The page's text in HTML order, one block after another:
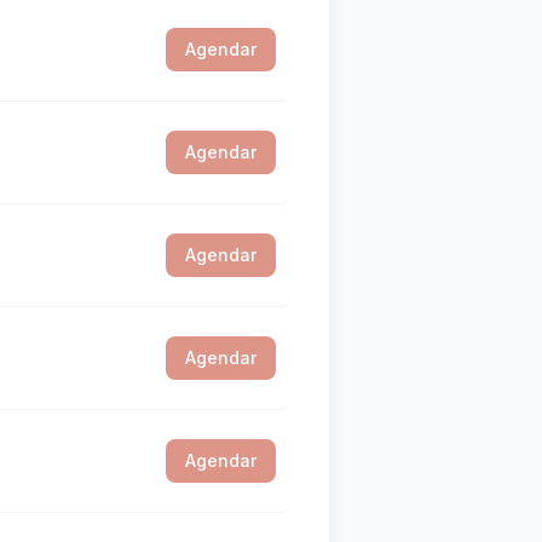
Agendar
Agendar
Agendar
Agendar
Agendar